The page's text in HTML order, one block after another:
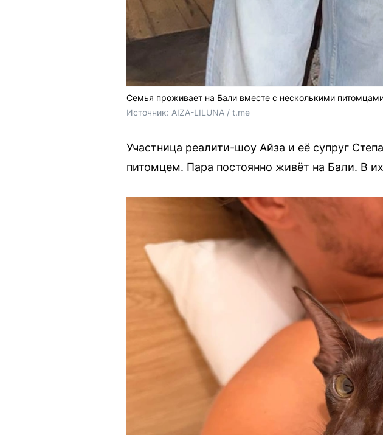
Семья проживает на Бали вместе с несколькими
Источник: AIZA-LILUNA / t.me
Участница реалити-шоу Айза и её супруг
питомцем. Пара постоянно живёт на Бали. В